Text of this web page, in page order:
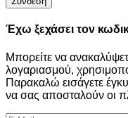
Έχω ξεχάσει τον
Μπορείτε να
λογαριασμού,
Παρακαλώ εισάγετε
να σας αποσταλούν οι